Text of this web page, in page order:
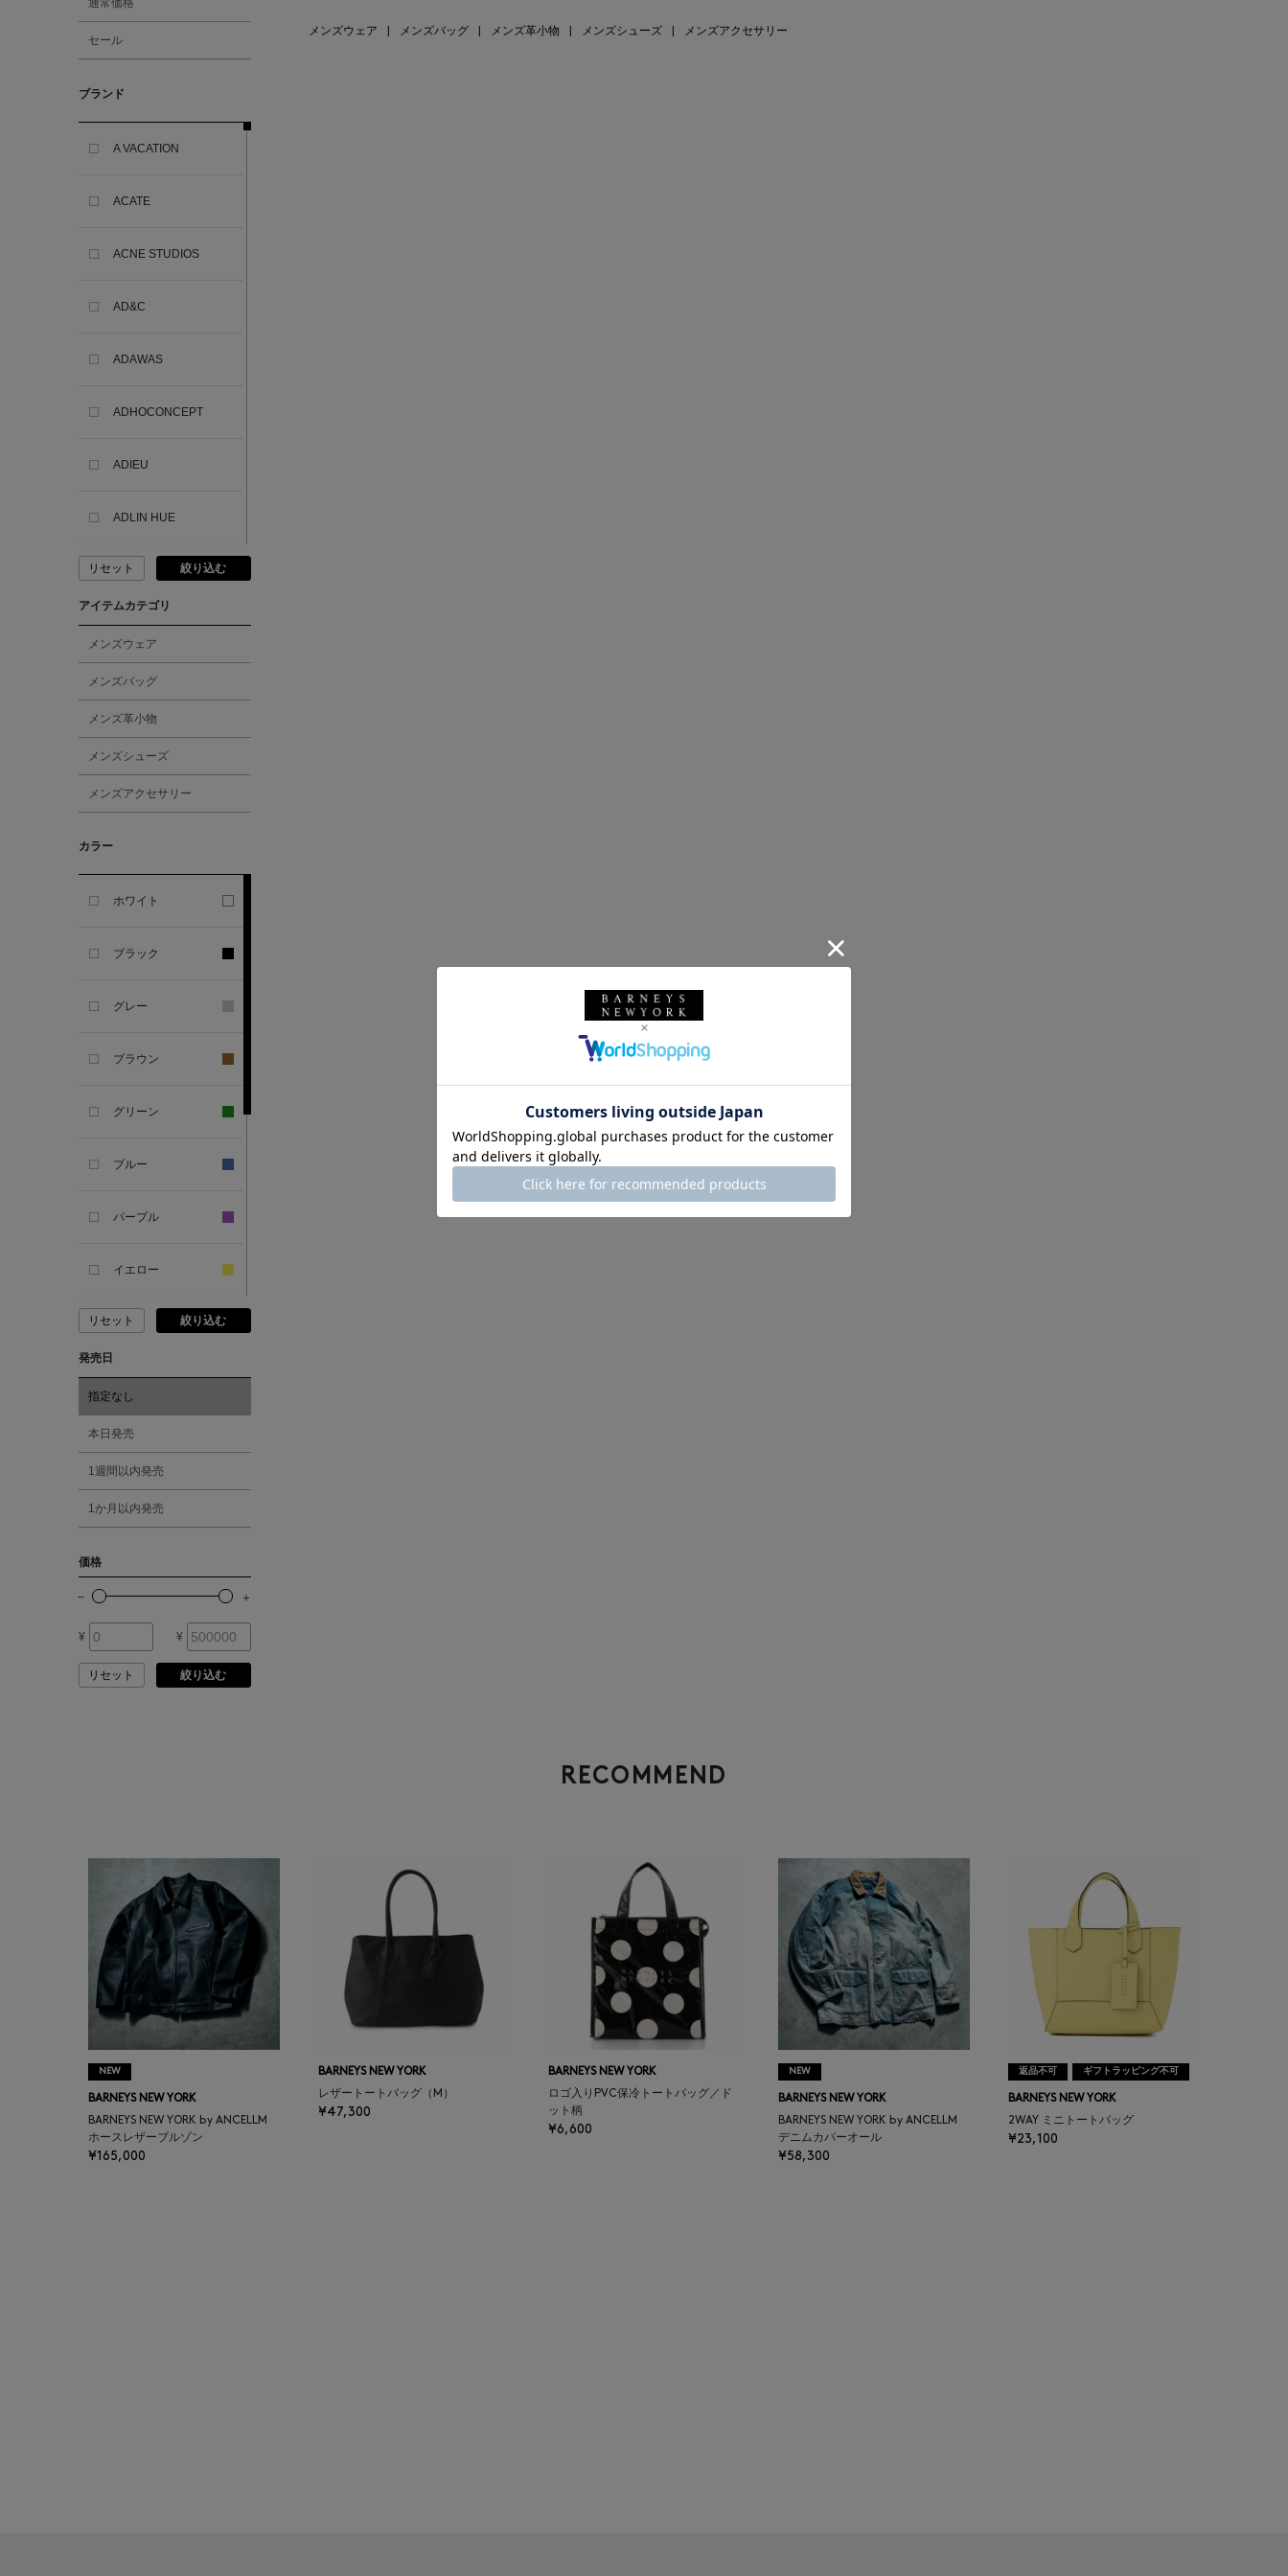
通常価格
セール
ブランド
A VACATION
ACATE
ACNE STUDIOS
AD&C
ADAWAS
ADHOCONCEPT
ADIEU
ADLIN HUE
ADVISORY BOARD
AESOP
ALBERT THURSTON
ANDERSONS
ANYA HINDMARCH
ARCS LONDON
ARIANNA
ARMA
ASAUCE MELER
ATHLETICS FTWR
ATTO VANNUCCI
FIRENZE
AURALEE
AUTRY
BAGUTTA
リセット 絞り込む
アイテムカテゴリ
メンズウェア
メンズバッグ
メンズ革小物
メンズシューズ
メンズアクセサリー
カラー
ホワイト
ブラック
グレー
ブラウン
グリーン
ブルー
パープル
イエロー
ピンク
レッド
オレンジ
シルバー
リセット 絞り込む
発売日
指定なし
本日発売
1週間以内発売
1か月以内発売
価格
¥ ¥
リセット 絞り込む
メンズウェア メンズバッグ メンズ革小物 メンズシューズ メンズアクセサリー
RECOMMEND
NEW
BARNEYS NEW YORK
BARNEYS NEW YORK by ANCELLM
ホースレザーブルゾン
¥165,000
BARNEYS NEW YORK
レザートートバッグ（M）
¥47,300
BARNEYS NEW YORK
ロゴ入りPVC保冷トートバッグ／ド
ット柄
¥6,600
NEW
BARNEYS NEW YORK
BARNEYS NEW YORK by ANCELLM
デニムカバーオール
¥58,300
返品不可 ギフトラッピング不可
BARNEYS NEW YORK
2WAY ミニトートバッグ
¥23,100